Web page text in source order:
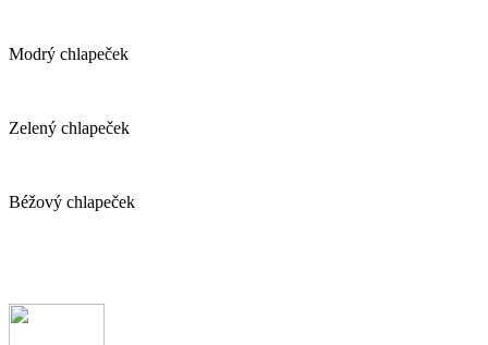
Modrý chlapeček
Zelený chlapeček
Béžový chlapeček